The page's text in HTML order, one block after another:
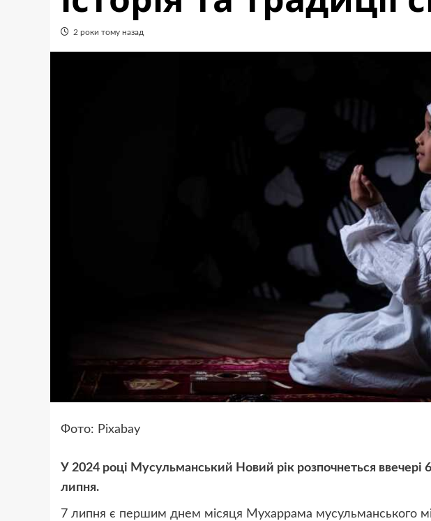
2 роки тому назад
Фото: Pixabay
У 2024 році Мусульманський Новий рік розпочнеться ввечері 6
липня.
7 липня є першим днем місяця Мухаррама мусульманського